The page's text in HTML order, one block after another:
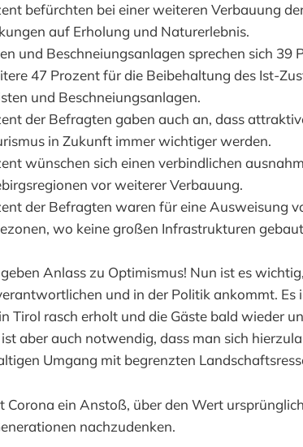
befürchten bei einer weiteren Verbauung
auf Erholung und Naturerlebnis.
und Beschneiungsanlagen sprechen sich 39
47 Prozent für die Beibehaltung des Ist-
und Beschneiungsanlagen.
der Befragten gaben auch an, dass
in Zukunft immer wichtiger werden.
wünschen sich einen verbindlichen
vor weiterer Verbauung.
der Befragten waren für eine Ausweisung
wo keine großen Infrastrukturen
Anlass zu Optimismus! Nun ist es
und in der Politik ankommt. Es
Tirol rasch erholt und die Gäste bald wieder
ist aber auch notwendig, dass man sich
Umgang mit begrenzten
Corona ein Anstoß, über den Wert
nachzudenken.